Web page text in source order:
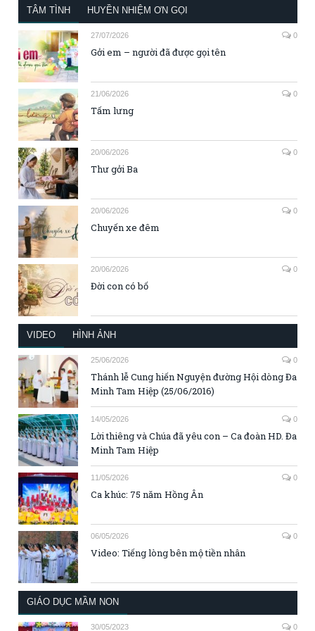
TÂM TÌNH HUYỀN NHIỆM ƠN GỌI
27/07/2026 0
Gởi em – người đã được gọi tên
21/06/2026 0
Tấm lưng
20/06/2026 0
Thư gởi Ba
20/06/2026 0
Chuyến xe đêm
20/06/2026 0
Đời con có bố
VIDEO HÌNH ẢNH
25/06/2026 0
Thánh lễ Cung hiến Nguyện đường Hội dòng Đa
Minh Tam Hiệp (25/06/2016)
14/05/2026 0
Lời thiêng và Chúa đã yêu con – Ca đoàn HD. Đa
Minh Tam Hiệp
11/05/2026 0
Ca khúc: 75 năm Hồng Ân
06/05/2026 0
Video: Tiếng lòng bên mộ tiền nhân
GIÁO DỤC MẦM NON
30/05/2023 0